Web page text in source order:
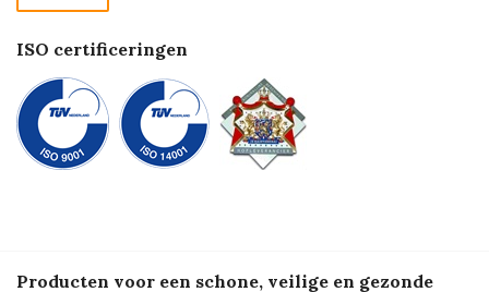
Betalen
ISO certificeringen
Producten voor een schone, veilige en gezonde